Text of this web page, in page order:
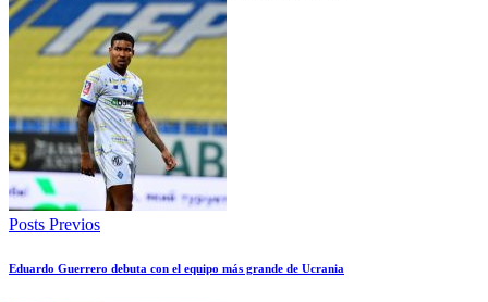
Posts Previos
Eduardo Guerrero debuta con el equipo más grande de Ucrania